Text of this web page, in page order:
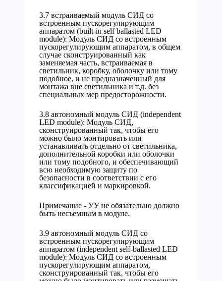
3.7 встраиваемый модуль СИД со
встроенным пускорегулирующим
аппаратом (built-in self ballasted LED
module): Модуль СИД со встроенным
пускорегулирующим аппаратом, в общем
случае сконструированный как
заменяемая часть, встраиваемая в
светильник, коробку, оболочку или тому
подобное, и не предназначенный для
монтажа вне светильника и т.д. без
специальных мер предосторожности.
3.8 автономный модуль СИД (independent
LED module): Модуль СИД,
сконструированный так, чтобы его
можно было монтировать или
устанавливать отдельно от светильника,
дополнительной коробки или оболочки
или тому подобного, и обеспечивающий
всю необходимую защиту по
безопасности в соответствии с его
классификацией и маркировкой.
Примечание - УУ не обязательно должно
быть несъемным в модуле.
3.9 автономный модуль СИД со
встроенным пускорегулирующим
аппаратом (independent self-ballasted LED
module): Модуль СИД со встроенным
пускорегулирующим аппаратом,
сконструированный так, чтобы его